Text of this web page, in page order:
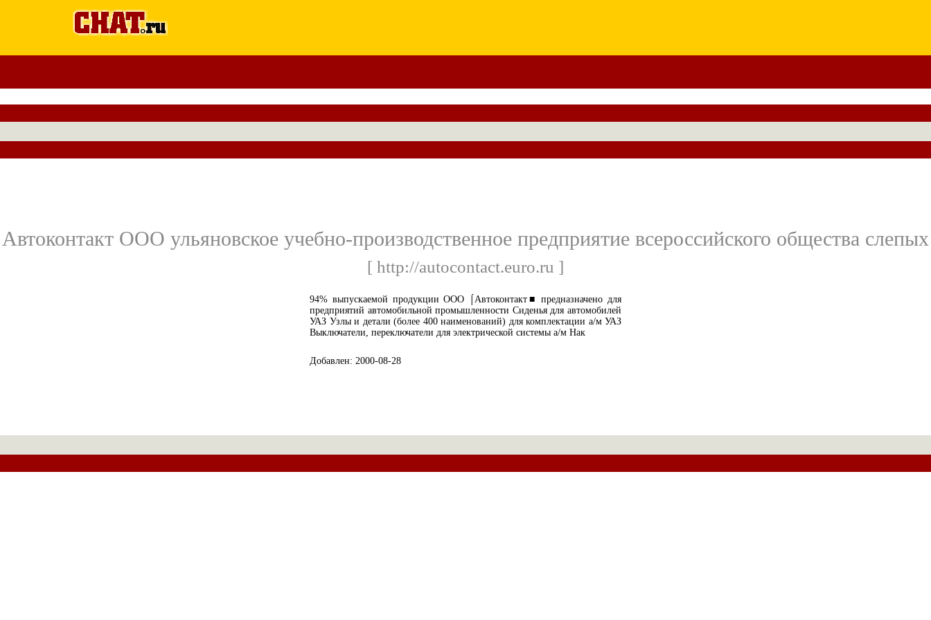
Автоконтакт ООО ульяновское учебно-производственное предприятие всероссийского общества слепых
[ http://autocontact.euro.ru ]
94% выпускаемой продукции ООО ⌠Автоконтакт■ предназначено для
предприятий автомобильной промышленности Сиденья для автомобилей
УАЗ Узлы и детали (более 400 наименований) для комплектации а/м УАЗ
Выключатели, переключатели для электрической системы а/м Нак
Добавлен: 2000-08-28